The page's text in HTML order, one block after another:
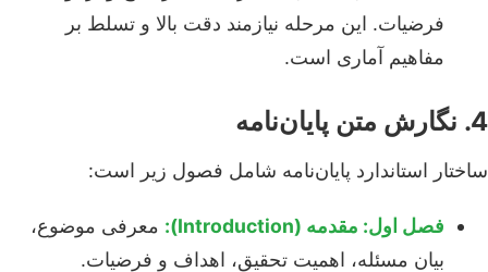
فرضیات. این مرحله نیازمند دقت بالا و تسلط بر
مفاهیم آماری است.
4. نگارش متن پایان‌نامه
ساختار استاندارد پایان‌نامه شامل فصول زیر است:
فصل اول: مقدمه (Introduction):
معرفی موضوع،
بیان مسئله، اهمیت تحقیق، اهداف و فرضیات.